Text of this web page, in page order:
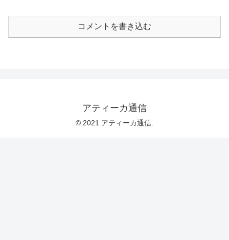
コメントを書き込む
アティーカ通信
© 2021 アティーカ通信.